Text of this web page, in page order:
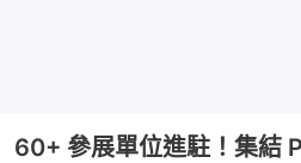
60+ 參展單位進駐！集結